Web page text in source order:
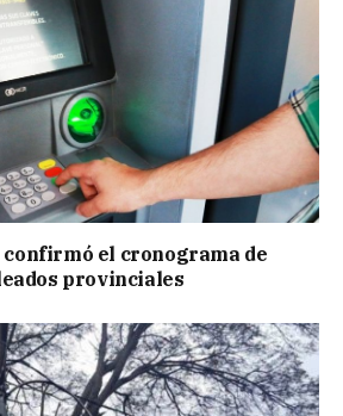
confirmó el cronograma de
provinciales